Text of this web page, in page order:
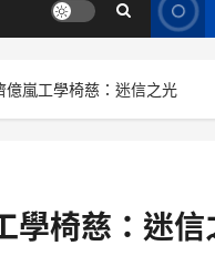
億嵐工學椅慈：迷信之光
學椅慈：迷信